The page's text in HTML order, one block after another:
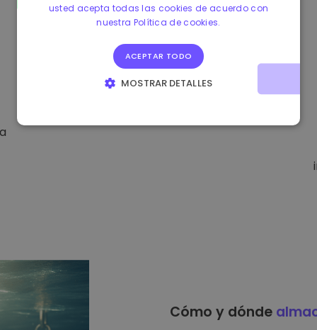
Cómo y dónde
usted acepta todas las cookies de acuerdo con
nuestra Política de cookies.
ACEPTAR TODO
MOSTRAR DETALLES